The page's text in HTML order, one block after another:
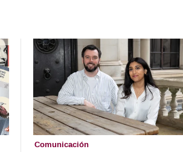
Comunicación